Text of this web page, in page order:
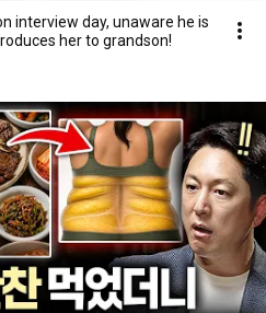
interview day, unaware he is
her to grandson!